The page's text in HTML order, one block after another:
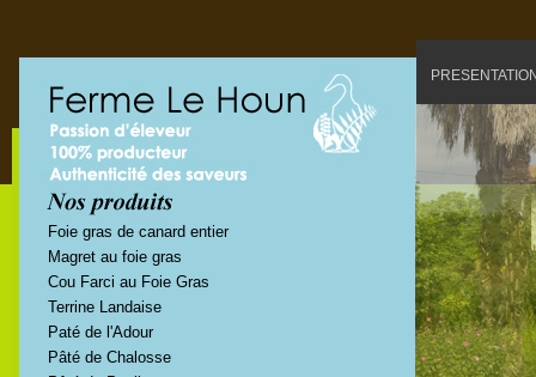
Foie gras de canard entier
Magret au foie gras
Cou Farci au Foie Gras
Terrine Landaise
Paté de l'Adour
Pâté de Chalosse